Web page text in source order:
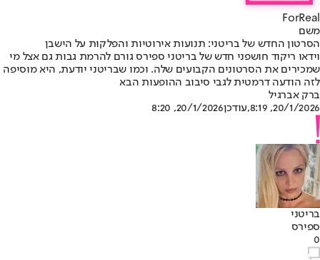
ForReal
משם
הסרטון החדש של בריטני: תנועות אירוטיות והפלקות על הישבן
וידאו ריקוד חושפני חדש של בריטני ספירס גורם להרמת גבות גם אצל מי
שמכירים את הסרטונים הקבועים שלה. וכמו שבריטני יודעת, היא מוסיפה
לזה הודעה דרמטית לגבי סיבוב ההופעות הבא
ברק אברגיל
20/1/2026, 8:19
,עודכן20/1/2026, 8:20
בריטני
ספירס
0